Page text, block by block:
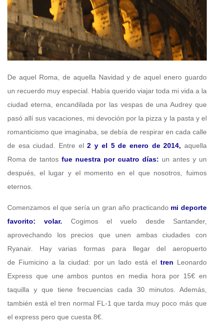
De aquel Roma, de aquella Navidad y de aquel enero guardo
un recuerdo muy especial. Había querido viajar toda mi vida a la
ciudad eterna, encandilada por las vespas de una Audrey que
pasó allí sus vacaciones, mi devoción por la pizza y la pasta y el
romanticismo que imaginaba, se debía de respirar en cada calle
de esa ciudad. Entre el2 y el 5 de enero de 2014, aquella
Roma de tantos fue nuestra por cuatro días: un antes y un
después, el lugar y el momento en el que nosotros, fuimos
eternos.
Comenzamos el que sería un gran año practicando mi deporte
favorito: volar. Cogimos el vuelo desde Santander,
aprovechando los precios que unen ambas ciudades con
Ryanair. Hay varias formas para llegar del aeropuerto
de Fiumicino a la ciudad: por un lado está eltren Leonardo
Express que une ambos puntos en media hora por 15€ en
taquilla y que tiene frecuencias cada 30 minutos. Además,
también está el tren normal FL-1 que tarda muy poco más que
el express pero que cuesta 8€.